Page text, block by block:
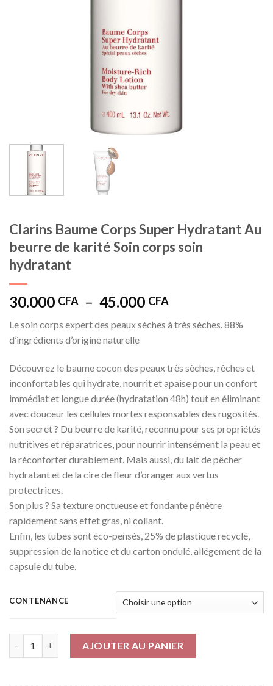
Clarins Baume Corps Super Hydratant Au
beurre de karité Soin corps soin
hydratant
30.000 CFA – 45.000 CFAPlage
prix :
45.000 CFA
Le soin corps expert des peaux sèches à très sèches. 88%
d’ingrédients d’origine naturelle
Découvrez le baume cocon des peaux très sèches, rêches et
inconfortables qui hydrate, nourrit et apaise pour un confort
immédiat et longue durée (hydratation 48h) tout en éliminant
avec douceur les cellules mortes responsables des rugosités.
Son secret ? Du beurre de karité, reconnu pour ses propriétés
nutritives et réparatrices, pour nourrir intensément la peau et
la réconforter durablement. Mais aussi, du lait de pêcher
hydratant et de la cire de fleur d’oranger aux vertus
protectrices.
Son plus ? Sa texture onctueuse et fondante pénètre
rapidement sans effet gras, ni collant.
Enfin, les tubes sont éco-pensés, 25% de plastique recyclé,
suppression de la notice et du carton ondulé, allégement de la
capsule du tube.
CONTENANCE
AJOUTER AU PANIER